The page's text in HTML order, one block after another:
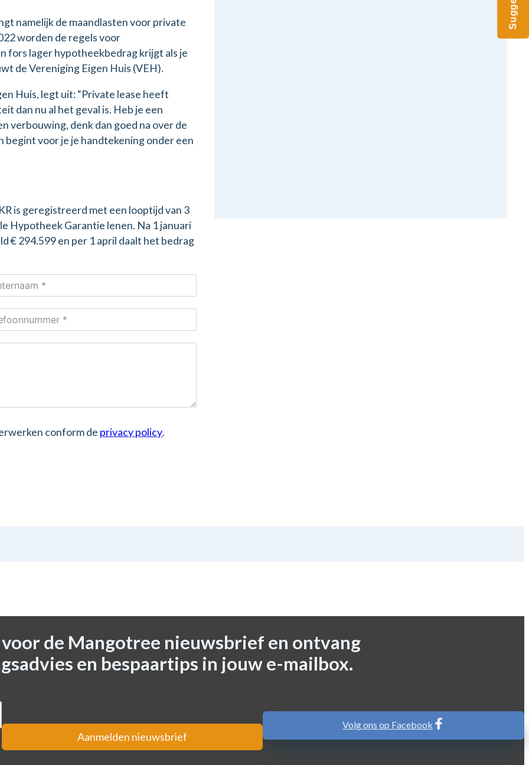
namelijk de maandlasten voor private
worden de regels voor
fors lager hypotheekbedrag krijgt als je
de Vereniging Eigen Huis (VEH).
Huis, legt uit: “Private lease heeft
dan nu al het geval is. Heb je een
verbouwing, denk dan goed na over de
begint voor je je handtekening onder een
is geregistreerd met een looptijd van 3
Hypotheek Garantie lenen. Na 1 januari
€ 294.599 en per 1 april daalt het bedrag
conform de privacy policy.
voor de Mangotree nieuwsbrief en ontvang
en bespaartips in jouw e-mailbox.
Aanmelden nieuwsbrief
Volg ons op Facebook